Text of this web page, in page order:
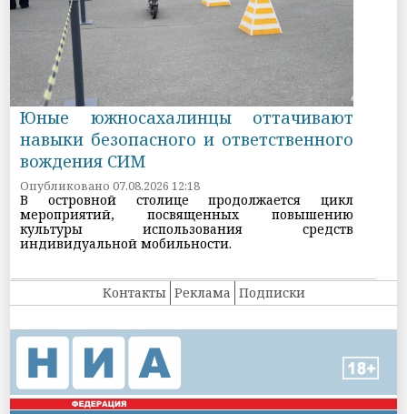
Юные южносахалинцы оттачивают
навыки безопасного и ответственного
вождения СИМ
Опубликовано 07.08.2026 12:18
В островной столице продолжается цикл
мероприятий, посвященных повышению
культуры использования средств
индивидуальной мобильности.
Контакты Реклама Подписки